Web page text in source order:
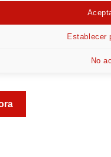
del Sol
No
Establecer